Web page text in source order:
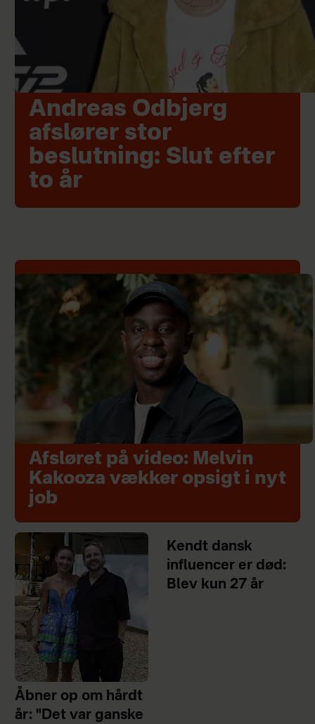
Andreas Odbjerg
afslører stor
beslutning: Slut efter
to år
Afsløret på video: Melvin
Kakooza vækker opsigt i nyt
job
Åbner op om hårdt
år: "Det var ganske
Kendt dansk
influencer er død:
Blev kun 27 år